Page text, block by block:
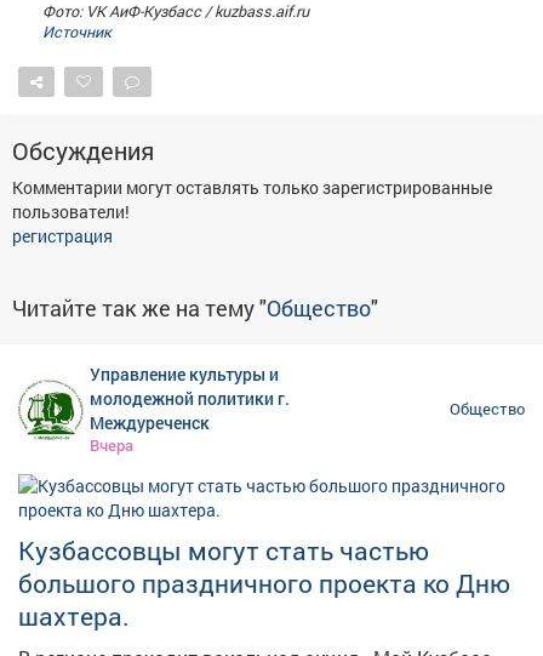
Фото: VK АиФ-Кузбасс / kuzbass.aif.ru
Источник
Обсуждения
Комментарии могут оставлять только зарегистрированные
пользователи!
регистрация
Читайте так же на тему "Общество"
Управление культуры и
молодежной политики г.
Междуреченск
Вчера
Общество
Кузбассовцы могут стать частью
большого праздничного проекта ко Дню
шахтера.